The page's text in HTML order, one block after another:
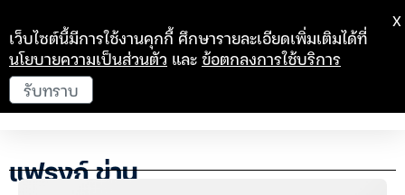
แฟรงก์ ข่าน
เว็บไซต์นี้มีการใช้งานคุกกี้ ศึกษารายละเอียดเพิ่มเติมได้ที่
นโยบายความเป็นส่วนตัว และข้อตกลงการใช้บริการ
รับทราบ
X